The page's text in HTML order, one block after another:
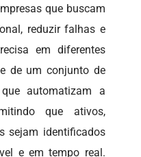
que buscam
reduzir falhas e
em diferentes
de um conjunto de
automatizam a
que ativos,
sejam identificados
e em tempo real.